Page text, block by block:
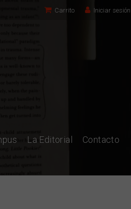
Carrito Iniciar sesión
La Editorial Contacto